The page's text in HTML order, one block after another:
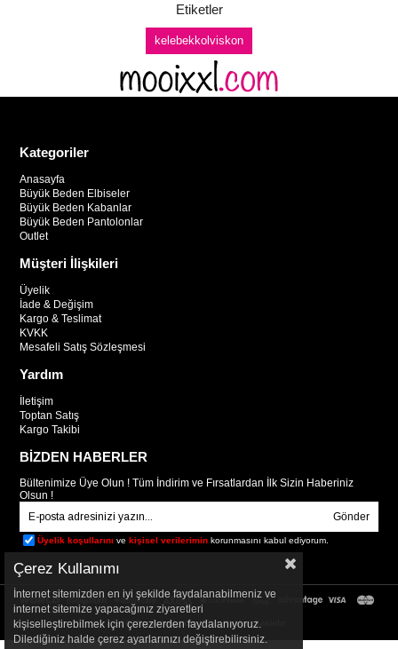
Etiketler
kelebekkolviskon
Kategoriler
Anasayfa
Büyük Beden Elbiseler
Büyük Beden Kabanlar
Büyük Beden Pantolonlar
Outlet
Müşteri İlişkileri
Üyelik
İade & Değişim
Kargo & Teslimat
KVKK
Mesafeli Satış Sözleşmesi
Yardım
İletişim
Toptan Satış
Kargo Takibi
BİZDEN HABERLER
Bültenimize Üye Olun ! Tüm İndirim ve Fırsatlardan İlk Sizin Haberiniz
Olsun !
Gönder
Üyelik koşullarını vekişisel verilerimin korunmasını kabul ediyorum.
© 2025mooixxl.com- Tüm Hakları Saklıdır.
Çerez Kullanımı
İnternet sitemizden en iyi şekilde faydalanabilmeniz ve
internet sitemize yapacağınız ziyaretleri
kişiselleştirebilmek için çerezlerden faydalanıyoruz.
Dilediğiniz halde çerez ayarlarınızı değiştirebilirsiniz.